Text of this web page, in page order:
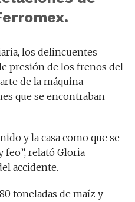
los delincuentes
presión de los frenos del
de la máquina
que se encontraban
y la casa como que se
relató Gloria
accidente.
toneladas de maíz y